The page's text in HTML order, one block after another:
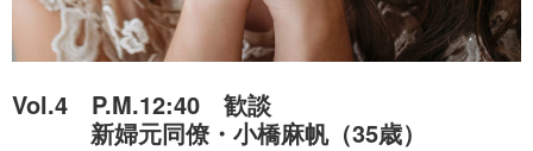
Vol.4 P.M.12:40 歓談
新婦元同僚・小橋麻帆（35歳）